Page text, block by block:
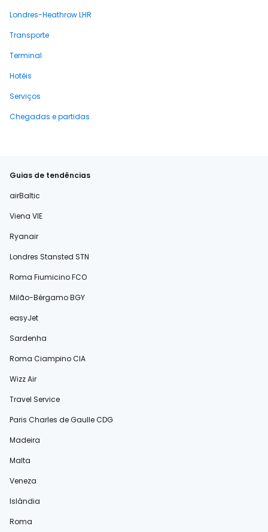
Londres-Heathrow LHR
Transporte
Terminal
Hotéis
Serviços
Chegadas e partidas
Guias de tendências
airBaltic
Viena VIE
Ryanair
Londres Stansted STN
Roma Fiumicino FCO
Milão-Bérgamo BGY
easyJet
Sardenha
Roma Ciampino CIA
Wizz Air
Travel Service
Paris Charles de Gaulle CDG
Madeira
Malta
Veneza
Islândia
Roma